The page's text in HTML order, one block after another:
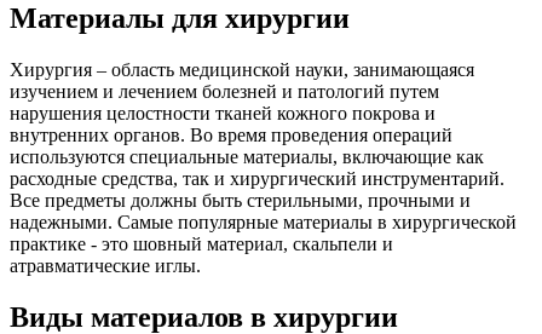
Материалы для хирургии
Хирургия – область медицинской науки, занимающаяся
изучением и лечением болезней и патологий путем
нарушения целостности тканей кожного покрова и
внутренних органов. Во время проведения операций
используются специальные материалы, включающие как
расходные средства, так и хирургический инструментарий.
Все предметы должны быть стерильными, прочными и
надежными. Самые популярные материалы в хирургической
практике - это шовный материал, скальпели и
атравматические иглы.
Виды материалов в хирургии